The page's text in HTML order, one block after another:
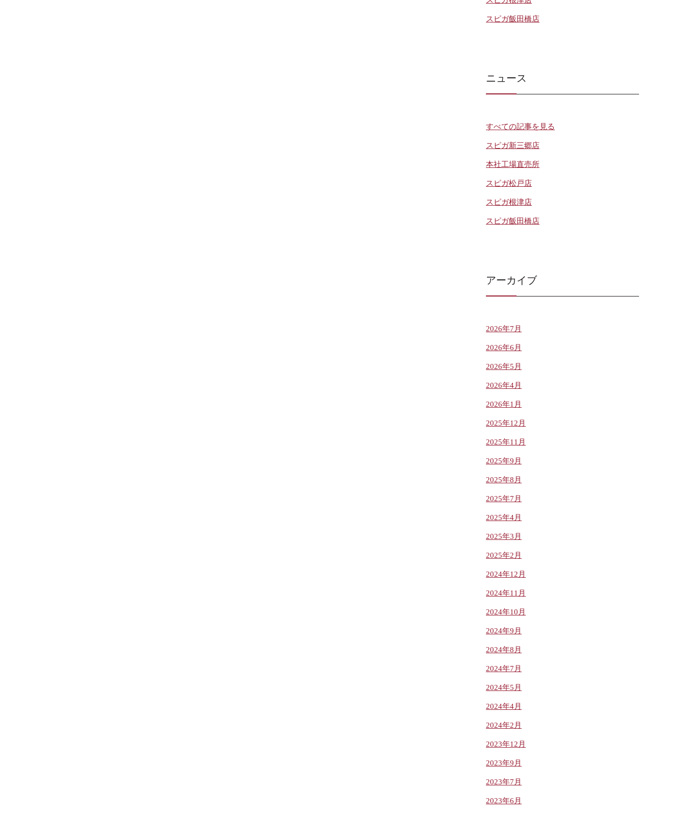
スピガ飯田橋店
ニュース
すべての記事を見る
スピガ新三郷店
本社工場直売所
スピガ松戸店
スピガ根津店
スピガ飯田橋店
アーカイブ
2026年7月
2026年6月
2026年5月
2026年4月
2026年1月
2025年12月
2025年11月
2025年9月
2025年8月
2025年7月
2025年4月
2025年3月
2025年2月
2024年12月
2024年11月
2024年10月
2024年9月
2024年8月
2024年7月
2024年5月
2024年4月
2024年2月
2023年12月
2023年9月
2023年7月
2023年6月